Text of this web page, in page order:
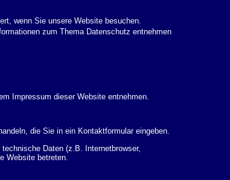
wenn Sie unsere Website besuchen.
zum Thema Datenschutz entnehmen
Impressum dieser Website entnehmen.
die Sie in ein Kontaktformular eingeben.
Daten (z.B. Internetbrowser,
Website betreten.